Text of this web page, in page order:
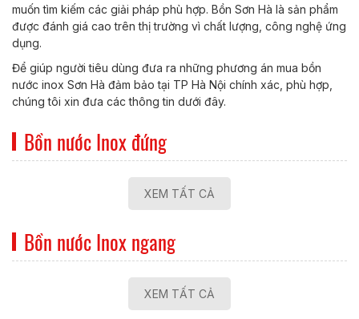
muốn tìm kiếm các giải pháp phù hợp. Bồn Sơn Hà là sản phẩm
được đánh giá cao trên thị trường vì chất lượng, công nghệ ứng
dụng.
Để giúp người tiêu dùng đưa ra những phương án mua bồn
nước inox Sơn Hà đảm bảo tại TP Hà Nội chính xác, phù hợp,
chúng tôi xin đưa các thông tin dưới đây.
Bồn nước Inox đứng
XEM TẤT CẢ
Bồn nước Inox ngang
XEM TẤT CẢ